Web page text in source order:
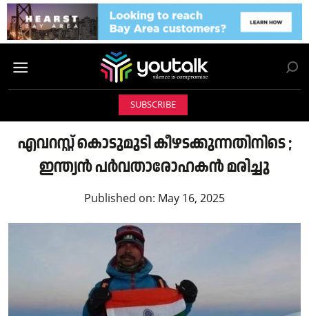
SUBSCRIBE
എവറസ്റ്റ് കൊടുമുടി കീഴടക്കുന്നതിനിടെ ;
ഇന്ത്യൻ പർവതാരോഹകൻ മരിച്ചു
Published on: May 16, 2025